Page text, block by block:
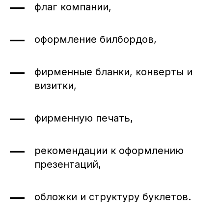
флаг компании,
оформление билбордов,
фирменные бланки, конверты и
визитки,
фирменную печать,
рекомендации к оформлению
презентаций,
обложки и структуру буклетов.